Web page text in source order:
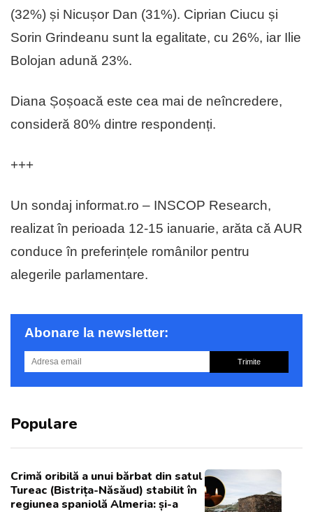
(32%) și Nicușor Dan (31%). Ciprian Ciucu și
Sorin Grindeanu sunt la egalitate, cu 26%, iar Ilie
Bolojan adună 23%.
Diana Șoșoacă este cea mai de neîncredere,
consideră 80% dintre respondenți.
+++
Un sondaj informat.ro – INSCOP Research,
realizat în perioada 12-15 ianuarie, arăta că AUR
conduce în preferințele românilor pentru
alegerile parlamentare.
Abonare la newsletter:
Trimite
Populare
Crimă oribilă a unui bărbat din satul
Tureac (Bistrița-Năsăud) stabilit în
regiunea spaniolă Almeria: și-a